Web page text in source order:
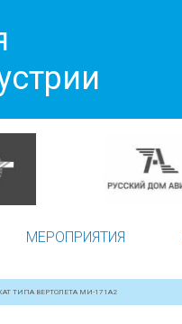
МЕРОПРИЯТИЯ
ТИПА ВЕРТОЛЕТА МИ-171А2